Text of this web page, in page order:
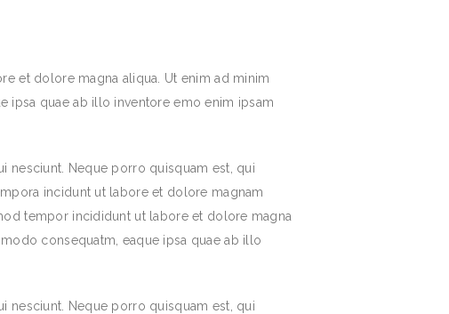
et dolore magna aliqua. Ut enim ad minim
ipsa quae ab illo inventore emo enim ipsam
nesciunt. Neque porro quisquam est, qui
incidunt ut labore et dolore magnam
tempor incididunt ut labore et dolore magna
consequatm, eaque ipsa quae ab illo
nesciunt. Neque porro quisquam est, qui